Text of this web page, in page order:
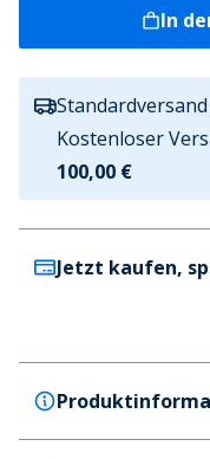
In
Kostenloser
100,00 €
Jetzt kaufen,